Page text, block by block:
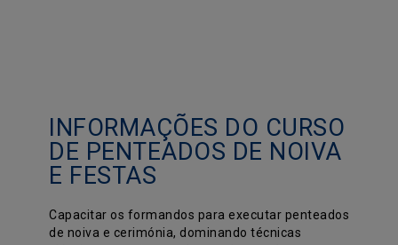
INFORMAÇÕES DO CURSO
DE PENTEADOS DE NOIVA
E FESTAS
Capacitar os formandos para executar penteados
de noiva e cerimónia, dominando técnicas